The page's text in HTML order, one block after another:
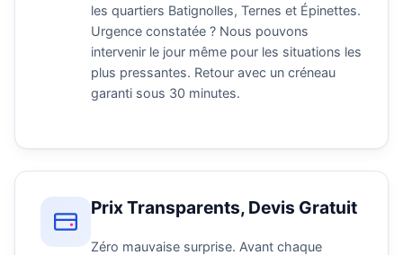
les quartiers Batignolles, Ternes et Épinettes.
Urgence constatée ? Nous pouvons
intervenir le jour même pour les situations les
plus pressantes. Retour avec un créneau
garanti sous 30 minutes.
Prix Transparents, Devis Gratuit
Zéro mauvaise surprise. Avant chaque